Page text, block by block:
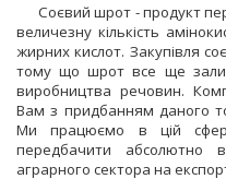
Соєвий шрот - продукт
величезну кількість
жирних кислот. Закупівля
тому що шрот все ще
виробництва речовин.
Вам з придбанням даного
Ми працюємо в цій
передбачити абсолютно
аграрного сектора на